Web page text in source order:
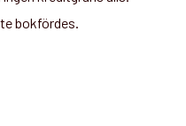
bokfördes.